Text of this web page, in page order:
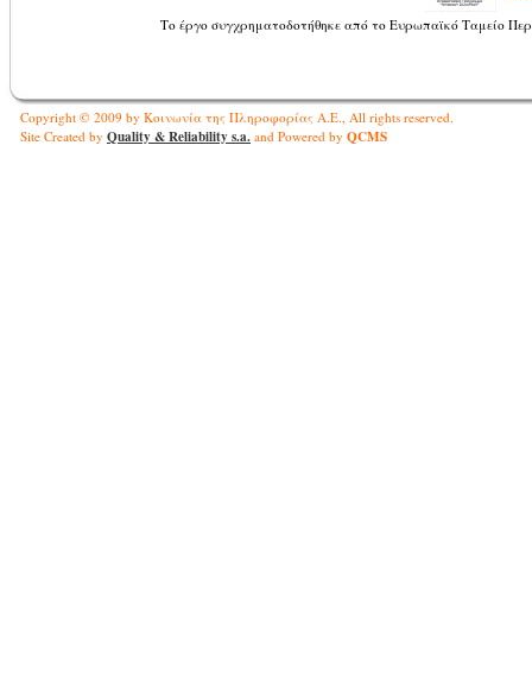
Το έργο συγχρηματοδοτήθηκε από το Ευρωπαϊκό Ταμείο
Copyright © 2009 by Κοινωνία της Πληροφορίας Α.Ε., All rights reserved.
Site Created by Quality & Reliability s.a. and Powered by QCMS